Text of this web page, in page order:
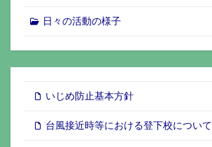
日々の活動の様子
いじめ防止基本方針
台風接近時等における登下校について